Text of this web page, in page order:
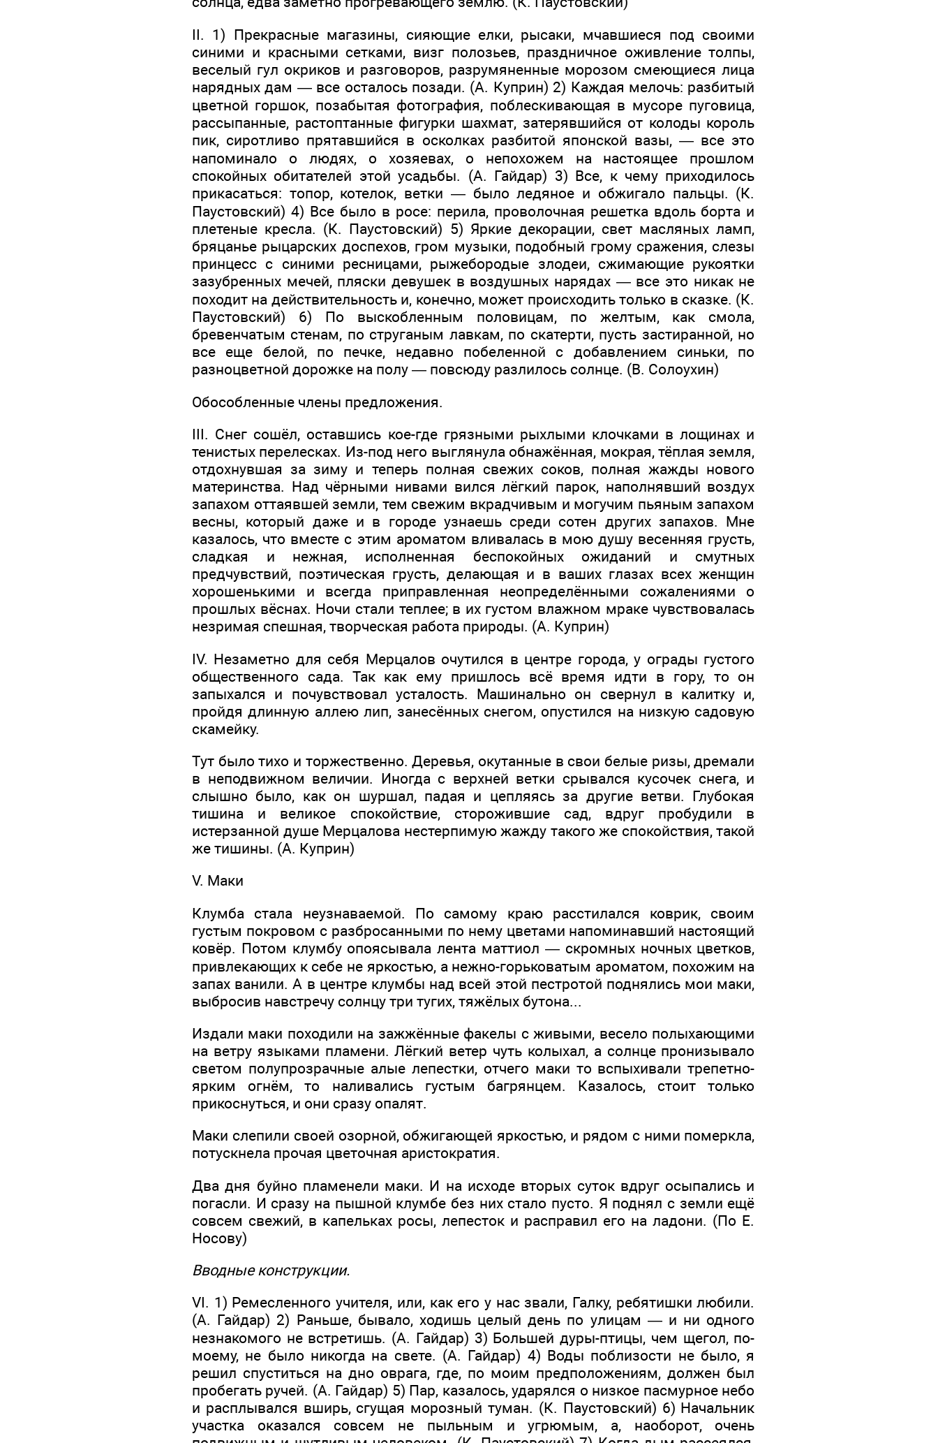
II. 1) Прекрасные магазины, сияющие елки, рысаки, мчавшиеся под своими
синими и красными сетками, визг полозьев, праздничное оживление толпы,
веселый гул окриков и разговоров, разрумяненные морозом смеющиеся лица
нарядных дам — все осталось позади. (А. Куприн) 2) Каждая мелочь: разбитый
цветной горшок, позабытая фотография, поблескивающая в мусоре пуговица,
рассыпанные, растоптанные фигурки шахмат, затерявшийся от колоды король
пик, сиротливо прятавшийся в осколках разбитой японской вазы, — все это
напоминало о людях, о хозяевах, о непохожем на настоящее прошлом
спокойных обитателей этой усадьбы. (А. Гайдар) 3) Все, к чему приходилось
прикасаться: топор, котелок, ветки — было ледяное и обжигало пальцы. (К.
Паустовский) 4) Все было в росе: перила, проволочная решетка вдоль борта и
плетеные кресла. (К. Паустовский) 5) Яркие декорации, свет масляных ламп,
бряцанье рыцарских доспехов, гром музыки, подобный грому сражения, слезы
принцесс с синими ресницами, рыжебородые злодеи, сжимающие рукоятки
зазубренных мечей, пляски девушек в воздушных нарядах — все это никак не
походит на действительность и, конечно, может происходить только в сказке. (К.
Паустовский) 6) По выскобленным половицам, по желтым, как смола,
бревенчатым стенам, по струганым лавкам, по скатерти, пусть застиранной, но
все еще белой, по печке, недавно побеленной с добавлением синьки, по
разноцветной дорожке на полу — повсюду разлилось солнце. (В. Солоухин)
Обособленные члены предложения.
III. Снег сошёл, оставшись кое-где грязными рыхлыми клочками в лощинах и
тенистых перелесках. Из-под него выглянула обнажённая, мокрая, тёплая земля,
отдохнувшая за зиму и теперь полная свежих соков, полная жажды нового
материнства. Над чёрными нивами вился лёгкий парок, наполнявший воздух
запахом оттаявшей земли, тем свежим вкрадчивым и могучим пьяным запахом
весны, который даже и в городе узнаешь среди сотен других запахов. Мне
казалось, что вместе с этим ароматом вливалась в мою душу весенняя грусть,
сладкая и нежная, исполненная беспокойных ожиданий и смутных
предчувствий, поэтическая грусть, делающая и в ваших глазах всех женщин
хорошенькими и всегда приправленная неопределёнными сожалениями о
прошлых вёснах. Ночи стали теплее; в их густом влажном мраке чувствовалась
незримая спешная, творческая работа природы. (А. Куприн)
IV. Незаметно для себя Мерцалов очутился в центре города, у ограды густого
общественного сада. Так как ему пришлось всё время идти в гору, то он
запыхался и почувствовал усталость. Машинально он свернул в калитку и,
пройдя длинную аллею лип, занесённых снегом, опустился на низкую садовую
скамейку.
Тут было тихо и торжественно. Деревья, окутанные в свои белые ризы, дремали
в неподвижном величии. Иногда с верхней ветки срывался кусочек снега, и
слышно было, как он шуршал, падая и цепляясь за другие ветви. Глубокая
тишина и великое спокойствие, сторожившие сад, вдруг пробудили в
истерзанной душе Мерцалова нестерпимую жажду такого же спокойствия, такой
же тишины. (А. Куприн)
V. Маки
Клумба стала неузнаваемой. По самому краю расстилался коврик, своим
густым покровом с разбросанными по нему цветами напоминавший настоящий
ковёр. Потом клумбу опоясывала лента маттиол — скромных ночных цветков,
привлекающих к себе не яркостью, а нежно-горьковатым ароматом, похожим на
запах ванили. А в центре клумбы над всей этой пестротой поднялись мои маки,
выбросив навстречу солнцу три тугих, тяжёлых бутона...
Издали маки походили на зажжённые факелы с живыми, весело полыхающими
на ветру языками пламени. Лёгкий ветер чуть колыхал, а солнце пронизывало
светом полупрозрачные алые лепестки, отчего маки то вспыхивали трепетно-
ярким огнём, то наливались густым багрянцем. Казалось, стоит только
прикоснуться, и они сразу опалят.
Маки слепили своей озорной, обжигающей яркостью, и рядом с ними померкла,
потускнела прочая цветочная аристократия.
Два дня буйно пламенели маки. И на исходе вторых суток вдруг осыпались и
погасли. И сразу на пышной клумбе без них стало пусто. Я поднял с земли ещё
совсем свежий, в капельках росы, лепесток и расправил его на ладони. (По Е.
Носову)
Вводные конструкции.
VI. 1) Ремесленного учителя, или, как его у нас звали, Галку, ребятишки любили.
(А. Гайдар) 2) Раньше, бывало, ходишь целый день по улицам — и ни одного
незнакомого не встретишь. (А. Гайдар) 3) Большей дуры-птицы, чем щегол, по-
моему, не было никогда на свете. (А. Гайдар) 4) Воды поблизости не было, я
решил спуститься на дно оврага, где, по моим предположениям, должен был
пробегать ручей. (А. Гайдар) 5) Пар, казалось, ударялся о низкое пасмурное небо
и расплывался вширь, сгущая морозный туман. (К. Паустовский) 6) Начальник
участка оказался совсем не пыльным и угрюмым, а, наоборот, очень